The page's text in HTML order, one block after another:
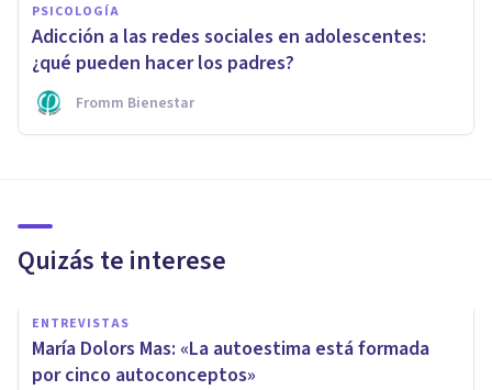
PSICOLOGÍA
Adicción a las redes sociales en adolescentes:
¿qué pueden hacer los padres?
Fromm Bienestar
Quizás te interese
ENTREVISTAS
María Dolors Mas: «La autoestima está formada
por cinco autoconceptos»